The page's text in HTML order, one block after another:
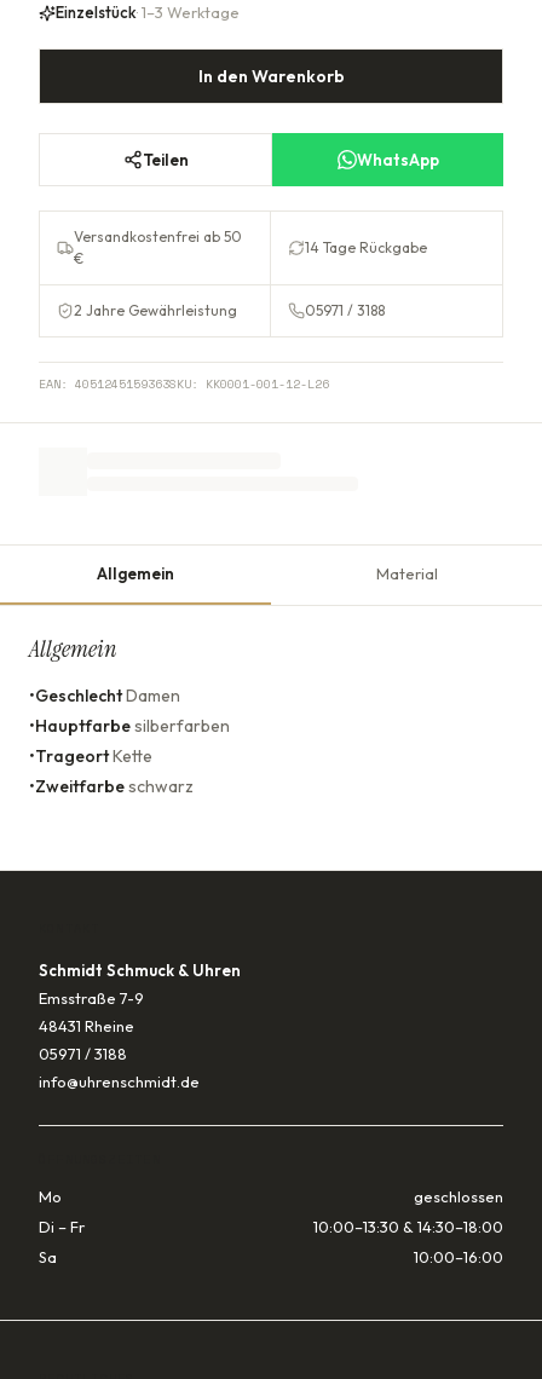
Einzelstück· 1–3 Werktage
In den Warenkorb
Teilen WhatsApp
Versandkostenfrei ab 50
€
14 Tage Rückgabe
2 Jahre Gewährleistung 05971 / 3188
EAN: 4051245159363SKU: KK0001-001-12-L26
Allgemein Material
Allgemein
•GeschlechtDamen
•Hauptfarbesilberfarben
•TrageortKette
•Zweitfarbeschwarz
Schmidt Schmuck & Uhren
Emsstraße 7-9
48431 Rheine
05971 / 3188
info@uhrenschmidt.de
Mo
geschlossen
Di – Fr
10:00–13:30 & 14:30–18:00
Sa
10:00–16:00